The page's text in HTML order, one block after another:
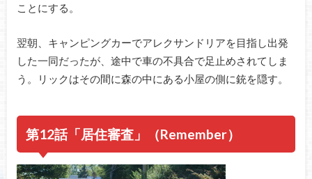
ことにする。
翌朝、キャンピングカーでアレクサンドリアを目指し出発
した一同だったが、途中で車の不具合で足止めされてしま
う。リックはその間に森の中にある小屋の側に銃を隠す。
第12話「居住審査」（Remember）